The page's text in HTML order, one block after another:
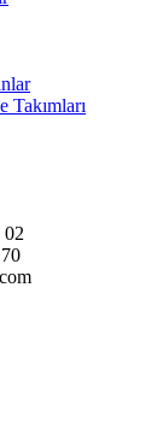
Takımları
02